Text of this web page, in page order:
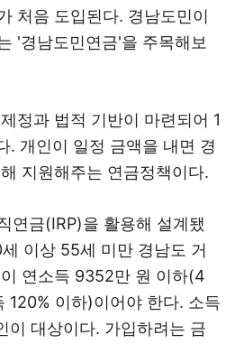
처음 도입된다. 경남도민이
'경남도민연금'을 주목해보
정과 법적 기반이 마련되어 1
. 개인이 일정 금액을 내면 경
지원해주는 연금정책이다.
연금(IRP)을 활용해 설계됐
이상 55세 미만 경남도 거
연소득 9352만 원 이하(4
120% 이하)이어야 한다. 소득
이 대상이다. 가입하려는 금